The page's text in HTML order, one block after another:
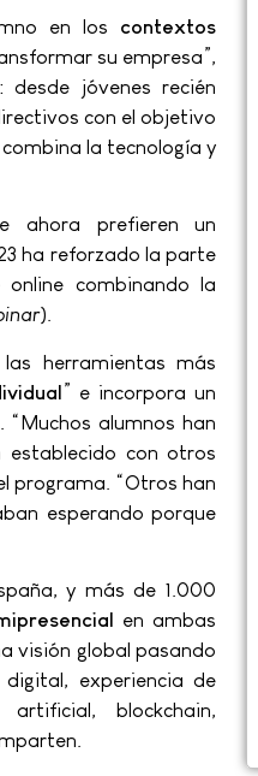
en los contextos
su empresa”,
jóvenes recién
con el objetivo
la tecnología y
ahora prefieren un
ha reforzado la parte
combinando la
).
herramientas más
” e incorpora un
alumnos han
con otros
programa. “Otros han
esperando porque
y más de 1.000
en ambas
visión global pasando
experiencia de
blockchain,